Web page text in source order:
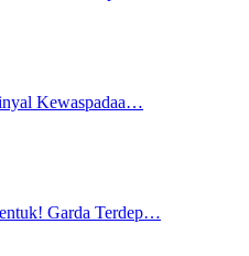
Kewaspadaa…
Garda Terdep…